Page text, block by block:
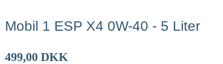
Mobil 1 ESP X4 0W-40 - 5 Liter
499,00 DKK